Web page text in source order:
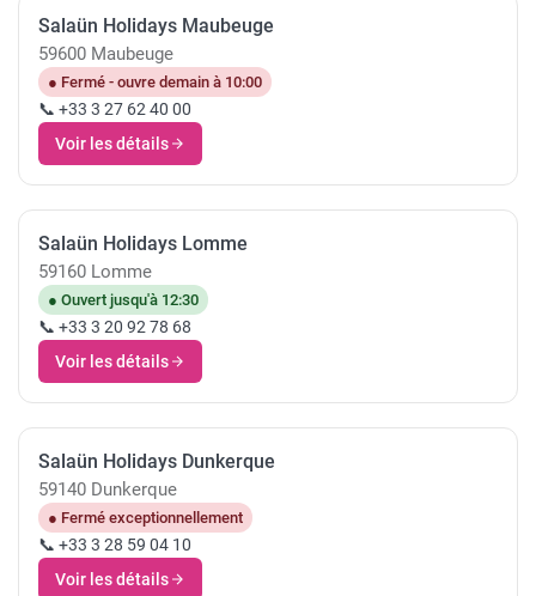
Salaün Holidays Maubeuge
59600 Maubeuge
● Fermé - ouvre demain à 10:00
📞 +33 3 27 62 40 00
Voir les détails
Salaün Holidays Lomme
59160 Lomme
● Ouvert jusqu'à 12:30
📞 +33 3 20 92 78 68
Voir les détails
Salaün Holidays Dunkerque
59140 Dunkerque
● Fermé exceptionnellement
📞 +33 3 28 59 04 10
Voir les détails